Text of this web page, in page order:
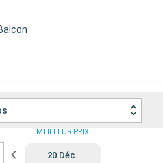
MEILLEUR PRIX
20 Déc.